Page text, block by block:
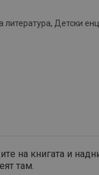
литература, Детски
на книгата и
там.